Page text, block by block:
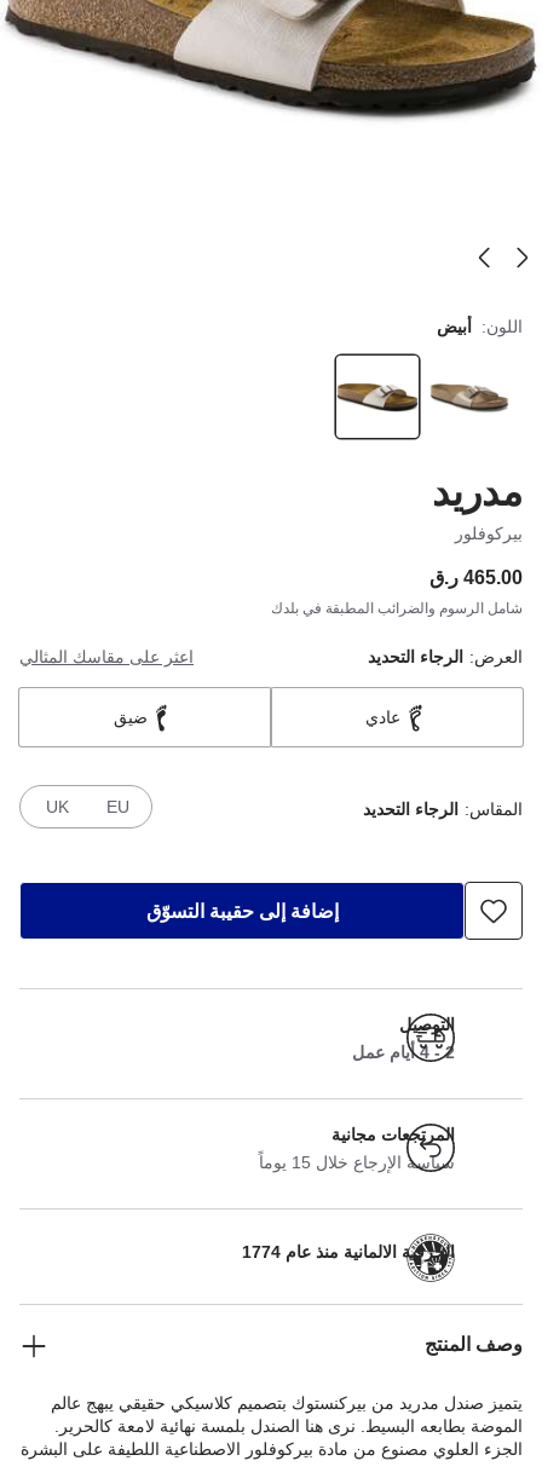
اللون: أبيض
مدريد
بيركوفلور
465.00 ر.ق
شامل الرسوم والضرائب المطبقة في بلدك
العرض: الرجاء التحديد اعثر على مقاسك المثالي
عادي ضيق
المقاس: الرجاء التحديد EU
UK
إضافة إلى حقيبة التسوّق
التوصيل
2 - 4 أيام عمل
المرتجعات مجانية
سياسة الإرجاع خلال 15 يوماً
الحرفية الالمانية منذ عام 1774
وصف المنتج
يتميز صندل مدريد من بيركنستوك بتصميم كلاسيكي حقيقي يبهج عالم
الموضة بطابعه البسيط. نرى هنا الصندل بلمسة نهائية لامعة كالحرير.
الجزء العلوي مصنوع من مادة بيركوفلور الاصطناعية اللطيفة على البشرة